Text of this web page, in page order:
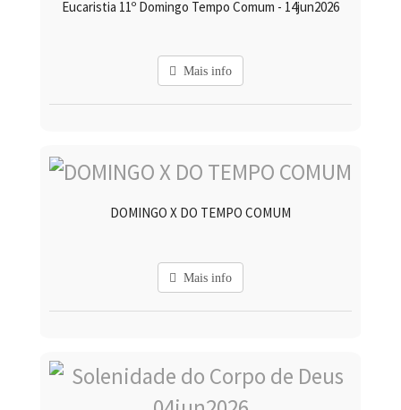
Eucaristia 11º Domingo Tempo Comum - 14jun2026
Mais info
DOMINGO X DO TEMPO COMUM
Mais info